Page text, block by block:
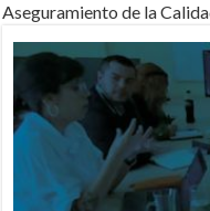
Aseguramiento de la